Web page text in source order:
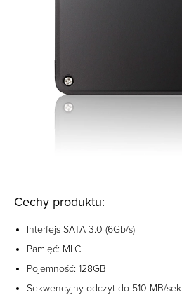
Cechy produktu:
Interfejs SATA 3.0 (6Gb/s)
Pamięć: MLC
Pojemność: 128GB
Sekwencyjny odczyt do 510 MB/sek